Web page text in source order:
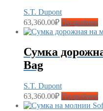
S.T. Dupont
63,360.00₽ Подробнее
Сумка
Bag
S.T. Dupont
63,360.00₽ Подробнее